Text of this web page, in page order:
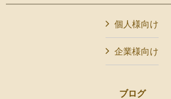
個人様向け
企業様向け
ブログ